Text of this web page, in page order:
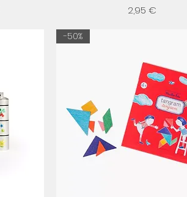
Prix
2,95 €
-50%